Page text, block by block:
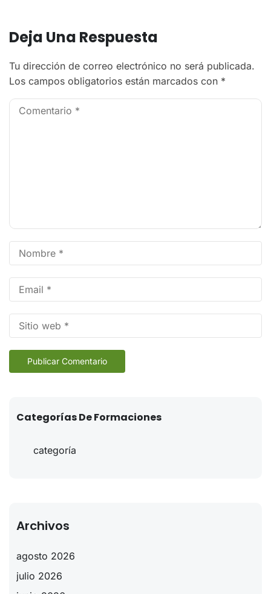
Deja Una Respuesta
Tu dirección de correo electrónico no será publicada.
Los campos obligatorios están marcados con *
Categorías De Formaciones
Sin categoría
Archivos
agosto 2026
julio 2026